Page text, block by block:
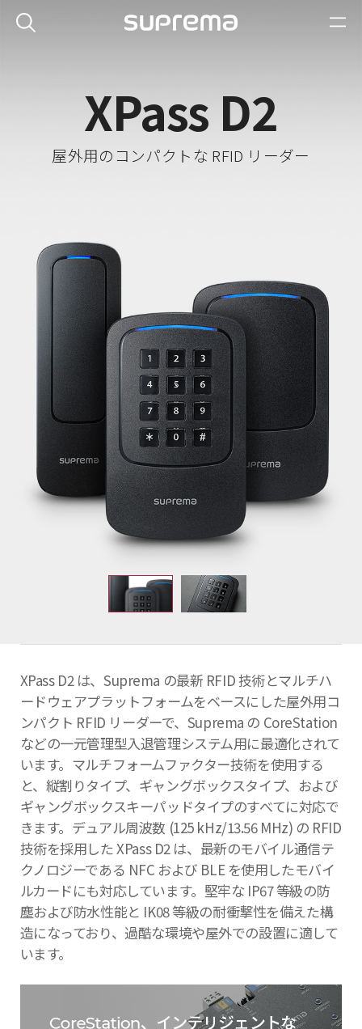
XPass D2
屋外用のコンパクトな RFID リーダー
XPass D2 は、Suprema の最新 RFID 技術とマルチハ
ードウェアプラットフォームをベースにした屋外用コ
ンパクト RFID リーダーで、Suprema の CoreStation
などの一元管理型入退管理システム用に最適化されて
います。マルチフォームファクター技術を使用する
と、縦割りタイプ、ギャングボックスタイプ、および
ギャングボックスキーパッドタイプのすべてに対応で
きます。デュアル周波数 (125 kHz/13.56 MHz) の RFID
技術を採用した XPass D2 は、最新のモバイル通信テ
クノロジーである NFC および BLE を使用したモバイ
ルカードにも対応しています。堅牢な IP67 等級の防
塵および防水性能と IK08 等級の耐衝撃性を備えた構
造になっており、過酷な環境や屋外での設置に適して
います。